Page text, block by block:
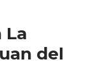
La
del